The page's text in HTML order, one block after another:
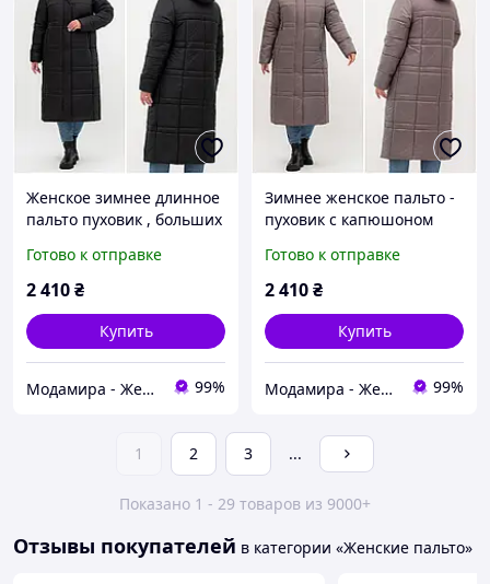
Женское зимнее длинное
пальто пуховик , больших
60,62,64,66
Готово к отправке
2 410₴
Купить
Модамира - Женская одежда 99%
Зимнее женское пальто -
пуховик с капюшоном
52,54,56,58, 60,62,64,66
длинное зимнее женское
Готово к отправке
2 410₴
Купить
Модамира - Женская одежда 99%
1 2 3 ...
Показано 1 - 29 товаров из 9000+
Отзывы покупателей в категории «Женские пальто»